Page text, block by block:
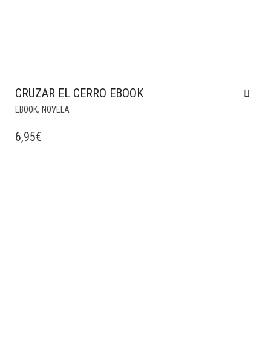
CRUZAR EL CERRO EBOOK
EBOOK, NOVELA
6,95€